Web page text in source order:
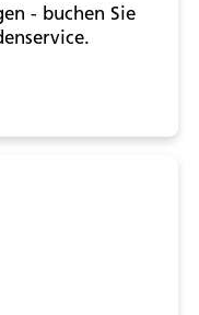
- buchen Sie